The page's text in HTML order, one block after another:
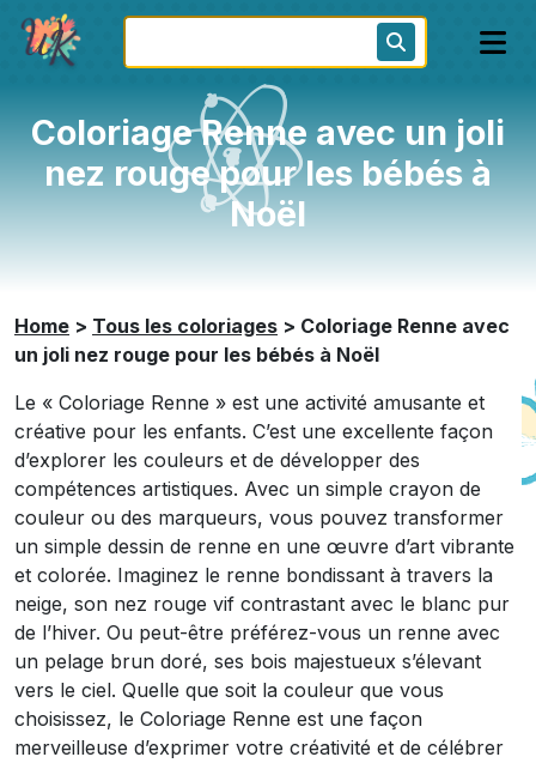
Coloriage Renne avec un joli
nez rouge pour les bébés à
Noël
Home > Tous les coloriages > Coloriage Renne avec
un joli nez rouge pour les bébés à Noël
Le « Coloriage Renne » est une activité amusante et
créative pour les enfants. C’est une excellente façon
d’explorer les couleurs et de développer des
compétences artistiques. Avec un simple crayon de
couleur ou des marqueurs, vous pouvez transformer
un simple dessin de renne en une œuvre d’art vibrante
et colorée. Imaginez le renne bondissant à travers la
neige, son nez rouge vif contrastant avec le blanc pur
de l’hiver. Ou peut-être préférez-vous un renne avec
un pelage brun doré, ses bois majestueux s’élevant
vers le ciel. Quelle que soit la couleur que vous
choisissez, le Coloriage Renne est une façon
merveilleuse d’exprimer votre créativité et de célébrer